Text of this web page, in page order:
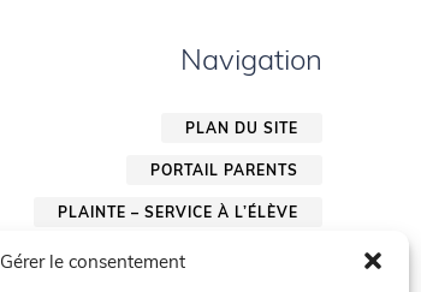
Gérer le consentement
Navigation
PLAN DU SITE
PORTAIL PARENTS
PLAINTE – SERVICE À L’ÉLÈVE
POLITIQUE DE CONFIDENTIALITÉ